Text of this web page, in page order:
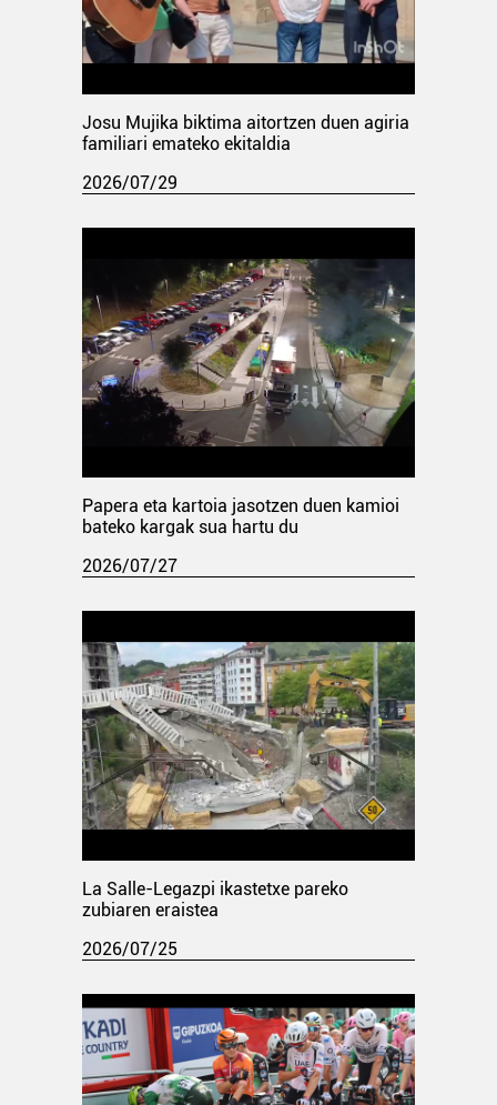
Josu Mujika biktima aitortzen duen agiria
familiari emateko ekitaldia
2026/07/29
Papera eta kartoia jasotzen duen kamioi
bateko kargak sua hartu du
2026/07/27
La Salle-Legazpi ikastetxe pareko
zubiaren eraistea
2026/07/25